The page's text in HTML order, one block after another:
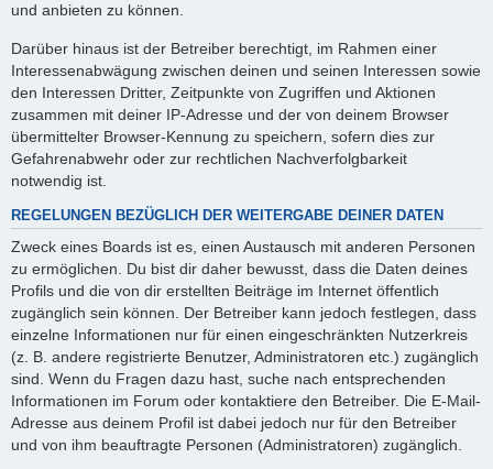
und anbieten zu können.
Darüber hinaus ist der Betreiber berechtigt, im Rahmen einer
Interessenabwägung zwischen deinen und seinen Interessen sowie
den Interessen Dritter, Zeitpunkte von Zugriffen und Aktionen
zusammen mit deiner IP-Adresse und der von deinem Browser
übermittelter Browser-Kennung zu speichern, sofern dies zur
Gefahrenabwehr oder zur rechtlichen Nachverfolgbarkeit
notwendig ist.
REGELUNGEN BEZÜGLICH DER WEITERGABE DEINER DATEN
Zweck eines Boards ist es, einen Austausch mit anderen Personen
zu ermöglichen. Du bist dir daher bewusst, dass die Daten deines
Profils und die von dir erstellten Beiträge im Internet öffentlich
zugänglich sein können. Der Betreiber kann jedoch festlegen, dass
einzelne Informationen nur für einen eingeschränkten Nutzerkreis
(z. B. andere registrierte Benutzer, Administratoren etc.) zugänglich
sind. Wenn du Fragen dazu hast, suche nach entsprechenden
Informationen im Forum oder kontaktiere den Betreiber. Die E-Mail-
Adresse aus deinem Profil ist dabei jedoch nur für den Betreiber
und von ihm beauftragte Personen (Administratoren) zugänglich.